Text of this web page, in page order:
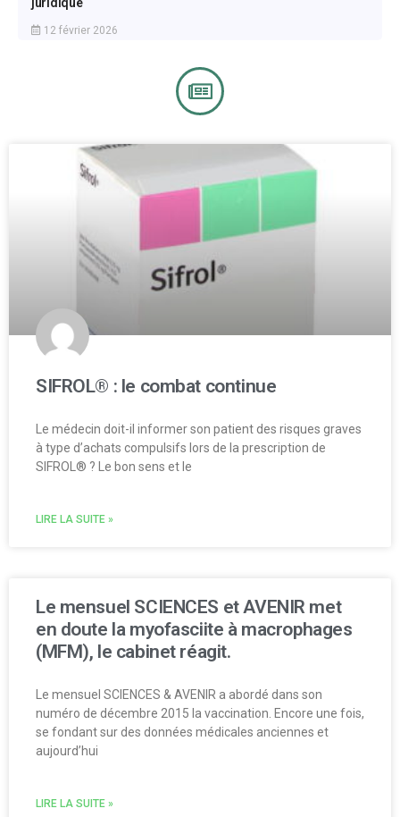
12 février 2026
SIFROL® : le combat continue
Le médecin doit-il informer son patient des risques graves
à type d’achats compulsifs lors de la prescription de
SIFROL® ? Le bon sens et le
LIRE LA SUITE »
Le mensuel SCIENCES et AVENIR met
en doute la myofasciite à macrophages
(MFM), le cabinet réagit.
Le mensuel SCIENCES & AVENIR a abordé dans son
numéro de décembre 2015 la vaccination. Encore une fois,
se fondant sur des données médicales anciennes et
aujourd’hui
LIRE LA SUITE »